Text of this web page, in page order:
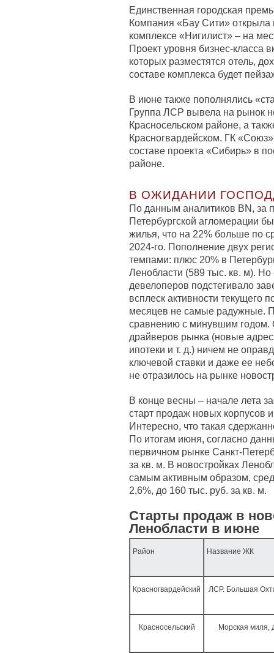
Единственная городская
Компания «Бау Сити»
комплексе «Нигилист» – на
Проект уровня бизнес-класса
которых разместятся отель,
составе комплекса будет
В июне также пополнялись
Группа ЛСР вывела на рынок
Красносельском районе, а
Красногвардейском. ГК
составе проекта «Сибирь» в
районе.
В ОЖИДАНИИ
По данным аналитиков BN, за
Петербургской агломерации
жилья, что на 22% больше по
2024-го. Пополнение двух
темпами: плюс 20% в
Ленобласти (589 тыс. кв. м).
девелоперов подстегивало
всплеск активности текущего
месяцев не самые радужные.
сравнению с минувшим годом.
драйверов рынка (новые
ипотеки и т. д.) ничем не
ключевой ставки и даже ее
не отразилось на рынке
В конце весны – начале лета
старт продаж новых корпусов
Интересно, что такая
По итогам июня, согласно
первичном рынке Санкт-
за кв. м. В новостройках
самым активным образом,
2,6%, до 160 тыс. руб. за кв. м.
Старты продаж в
Ленобласти в июне
Район Название ЖК
Красногвардейский ЛСР. Большая
Красносельский Морская миля,